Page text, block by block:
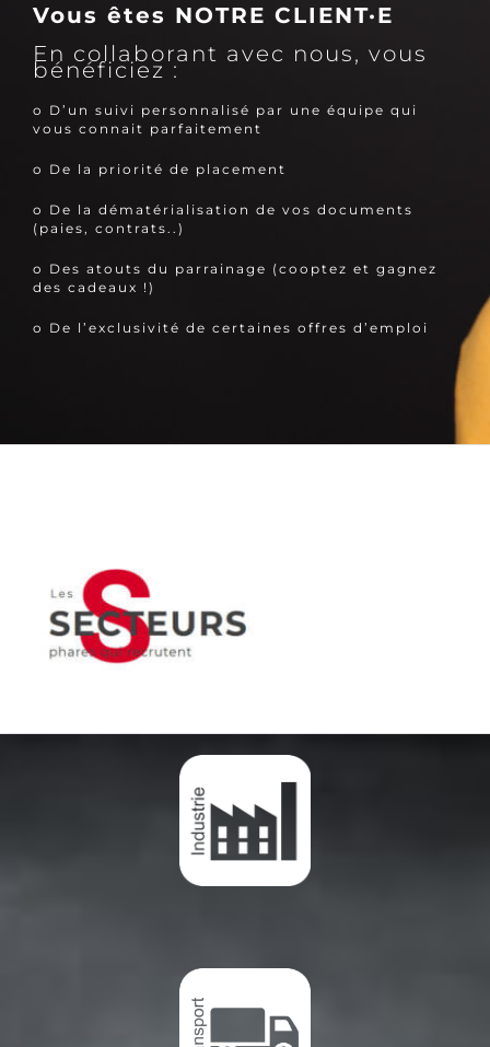
Vous êtes NOTRE CLIENT·E
En collaborant avec nous, vous
bénéficiez :
o D’un suivi personnalisé par une équipe qui
vous connait parfaitement
o De la priorité de placement
o De la dématérialisation de vos documents
(paies, contrats..)
o Des atouts du parrainage (cooptez et gagnez
des cadeaux !)
o De l’exclusivité de certaines offres d’emploi